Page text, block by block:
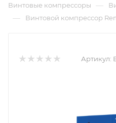
Винтовые компрессоры —
— Винтовой компрессор
Артикул: